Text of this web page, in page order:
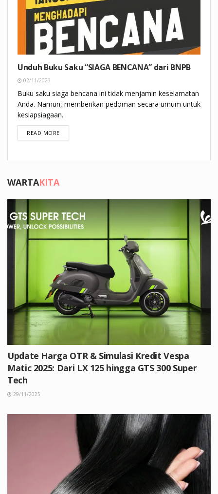
Unduh Buku Saku “SIAGA BENCANA” dari BNPB
02/11/2023
Buku saku siaga bencana ini tidak menjamin keselamatan
Anda. Namun, memberikan pedoman secara umum untuk
kesiapsiagaan.
READ MOREDETAILS
WARTAKITA
Update Harga OTR & Simulasi Kredit Vespa
Matic 2025: Dari LX 125 hingga GTS 300 Super
Tech
29/11/2025